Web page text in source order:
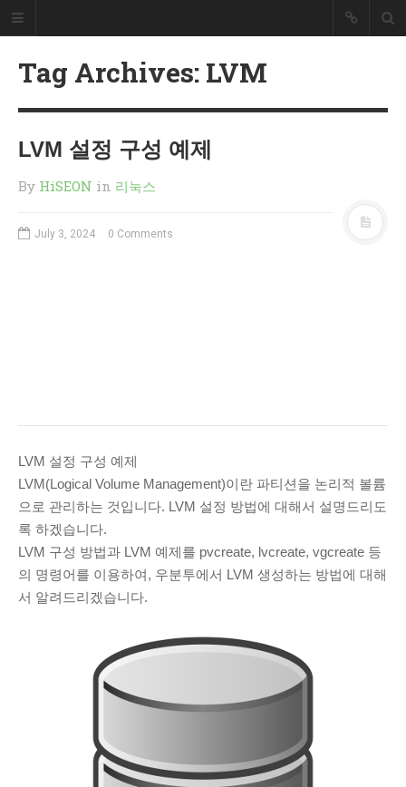
HiSEON
개발자 블러그
개발과 관련된 내용을 정리했습니다.
SEARCH
How to install Nvidia drivers on
November 2024
June 2020(1)
August 2019(1)
July 2019(32)
February 2019
January 2019(4)
October 2018(2)
Tag Archives: LVM
LVM 설정 구성 예제
By HiSEON in 리눅스
July 3, 2024 0 Comments
LVM 설정 구성 예제
LVM(Logical Volume Management)이란 파티션을 논리적 볼륨
으로 관리하는 것입니다. LVM 설정 방법에 대해서 설명드리도
록 하겠습니다.
LVM 구성 방법과 LVM 예제를 pvcreate, lvcreate, vgcreate 등
의 명령어를 이용하여, 우분투에서 LVM 생성하는 방법에 대해
서 알려드리겠습니다.